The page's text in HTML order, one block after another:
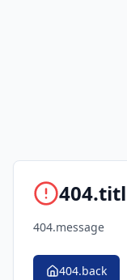
404.message
404.back